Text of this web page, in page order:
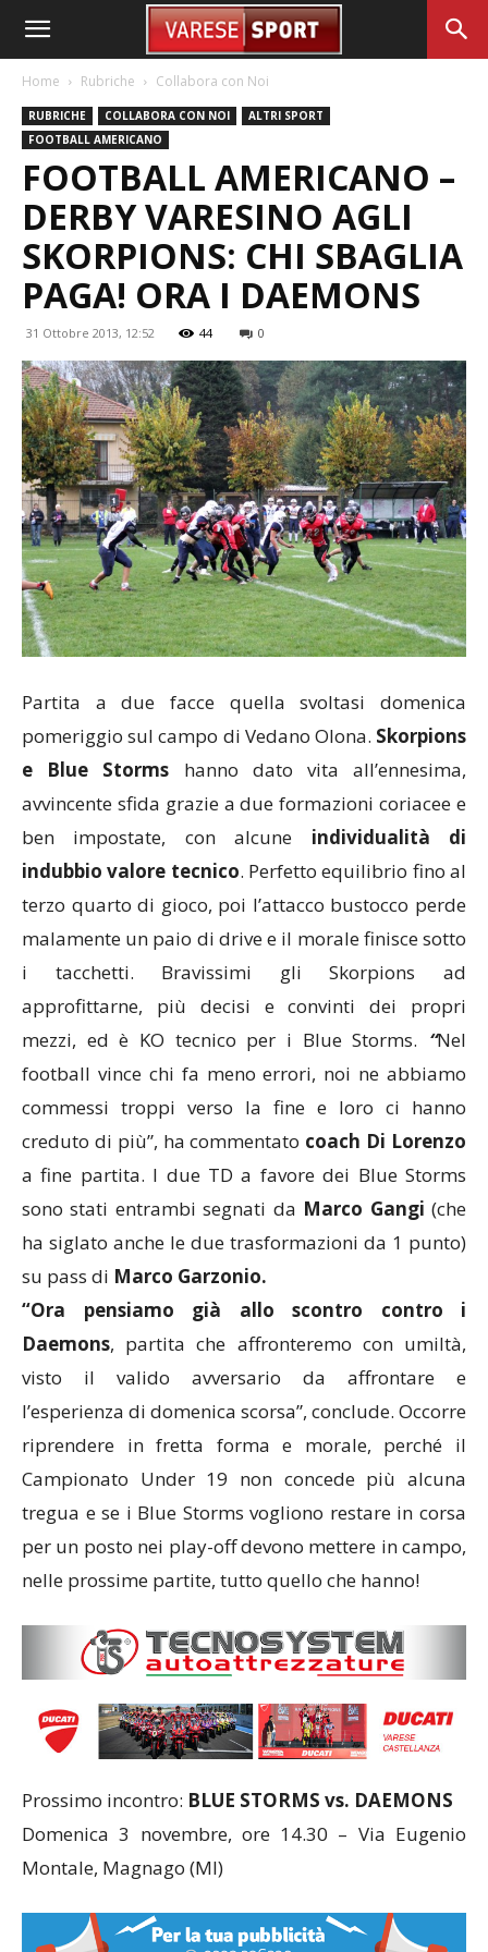
Home Rubriche Collabora con Noi
RUBRICHE COLLABORA CON NOI
ALTRI SPORT
FOOTBALL AMERICANO
FOOTBALL AMERICANO –
DERBY VARESINO AGLI
SKORPIONS: CHI SBAGLIA
PAGA! ORA I DAEMONS
31 Ottobre 2013, 12:52 44 0
Partita a due facce quella svoltasi domenica
pomeriggio sul campo di Vedano Olona. Skorpions
e Blue Storms hanno dato vita all’ennesima,
avvincente sfida grazie a due formazioni coriacee e
ben impostate, con alcune individualità di
indubbio valore tecnico. Perfetto equilibrio fino al
terzo quarto di gioco, poi l’attacco bustocco perde
malamente un paio di drive e il morale finisce sotto
i tacchetti. Bravissimi gli Skorpions ad
approfittarne, più decisi e convinti dei propri
mezzi, ed è KO tecnico per i Blue Storms. “Nel
football vince chi fa meno errori, noi ne abbiamo
commessi troppi verso la fine e loro ci hanno
creduto di più”, ha commentato coach Di Lorenzo
a fine partita. I due TD a favore dei Blue Storms
sono stati entrambi segnati da Marco Gangi (che
ha siglato anche le due trasformazioni da 1 punto)
su pass di Marco Garzonio.
“Ora pensiamo già allo scontro contro i
Daemons, partita che affronteremo con umiltà,
visto il valido avversario da affrontare e
l’esperienza di domenica scorsa”, conclude. Occorre
riprendere in fretta forma e morale, perché il
Campionato Under 19 non concede più alcuna
tregua e se i Blue Storms vogliono restare in corsa
per un posto nei play-off devono mettere in campo,
nelle prossime partite, tutto quello che hanno!
Prossimo incontro: BLUE STORMS vs. DAEMONS
Domenica 3 novembre, ore 14.30 – Via Eugenio
Montale, Magnago (MI)